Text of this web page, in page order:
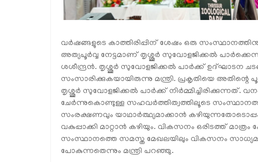
വര്‍ഷങ്ങളുടെ കാത്തിരിപ്പിന് ശേഷം ഒരു
അത്യപൂര്‍വ്വ നേട്ടമാണ് തൃശ്ശൂര്‍ സുവോളജിക്കല്‍
ശശീന്ദ്രന്‍. തൃശ്ശൂര്‍ സുവോളജിക്കല്‍ പാര്‍ക്ക് ഉദ്ഘാടന
സംസാരിക്കുകയായിരുന്നു മന്ത്രി. പ്രകൃതിയെ
തൃശ്ശൂര്‍ സുവോളജിക്കല്‍ പാര്‍ക്ക് നിര്‍മ്മിച്ചിരിക്കുന്നത്.
ചേര്‍ന്നുകൊണ്ടുള്ള സഹവര്‍ത്തിത്വത്തിലൂടെ
സംരക്ഷണവും യാഥാര്‍ത്ഥ്യമാക്കാന്‍
വകുപ്പാക്കി മാറ്റാന്‍ കഴിയും. വികസനം ഒരിടത്ത് മാത്രം
സംസ്ഥാനത്തെ സമസ്ത മേഖലയിലും വികസനം
പോകുന്നതെന്നും മന്ത്രി പറഞ്ഞു.